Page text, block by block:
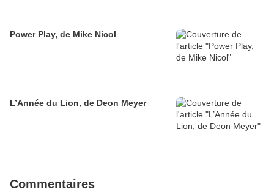
Power Play, de Mike Nicol
L’Année du Lion, de Deon Meyer
Commentaires